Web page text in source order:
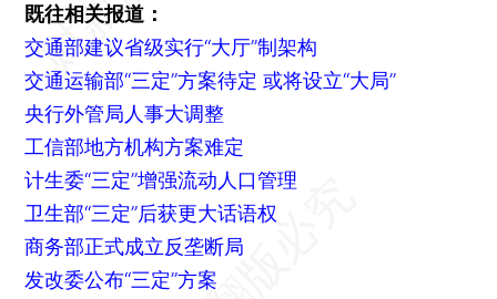
既往相关报道：
交通部建议省级实行“大厅”制架构
交通运输部“三定”方案待定 或将设立“大局”
央行外管局人事大调整
工信部地方机构方案难定
计生委“三定”增强流动人口管理
卫生部“三定”后获更大话语权
商务部正式成立反垄断局
发改委公布“三定”方案